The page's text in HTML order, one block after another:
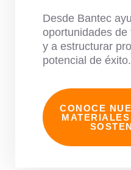
Desde Bantec
oportunidades
y a estructurar
potencial de éxito.
CONOCE